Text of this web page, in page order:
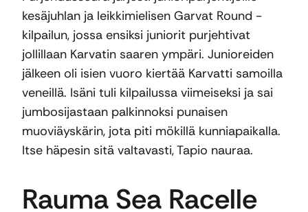
kesäjuhlan ja leikkimielisen Garvat Round -
kilpailun, jossa ensiksi juniorit purjehtivat
jollillaan Karvatin saaren ympäri. Junioreiden
jälkeen oli isien vuoro kiertää Karvatti samoilla
veneillä. Isäni tuli kilpailussa viimeiseksi ja sai
jumbosijastaan palkinnoksi punaisen
muoviäyskärin, jota piti mökillä kunniapaikalla.
Itse häpesin sitä valtavasti, Tapio nauraa.
Rauma Sea Racelle